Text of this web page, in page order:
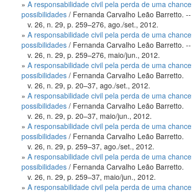
»A responsabilidade civil pela perda de uma
possibilidades / Fernanda Carvalho Leão Barretto. --
v. 26, n. 29, p. 259–276, ago./set., 2012.
»A responsabilidade civil pela perda de uma
possibilidades / Fernanda Carvalho Leão Barretto. --
v. 26, n. 29, p. 259–276, maio/jun., 2012.
»A responsabilidade civil pela perda de uma
possibilidades / Fernanda Carvalho Leão Barretto.
v. 26, n. 29, p. 20–37, ago./set., 2012.
»A responsabilidade civil pela perda de uma
possibilidades / Fernanda Carvalho Leão Barretto.
v. 26, n. 29, p. 20–37, maio/jun., 2012.
»A responsabilidade civil pela perda de uma
possibilidades / Fernanda Carvalho Leão Barretto.
v. 26, n. 29, p. 259–37, ago./set., 2012.
»A responsabilidade civil pela perda de uma
possibilidades / Fernanda Carvalho Leão Barretto.
v. 26, n. 29, p. 259–37, maio/jun., 2012.
»A responsabilidade civil pela perda de uma